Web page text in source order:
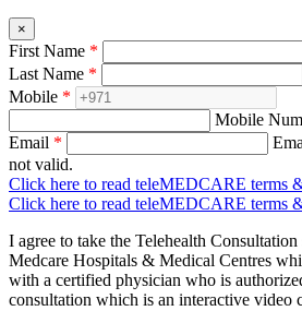
×
First Name *
Last Name *
Mobile *
Mobile
Email *
not valid.
Click here to read teleMEDCARE terms
Click here to read teleMEDCARE terms
I agree to take the Telehealth
Medcare Hospitals & Medical Centres
with a certified physician who is
consultation which is an interactive video